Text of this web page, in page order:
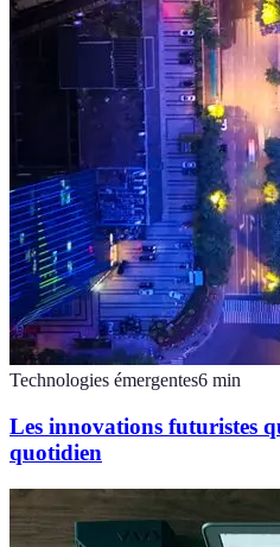
Technologies émergentes6 min
Les innovations futuristes
quotidien